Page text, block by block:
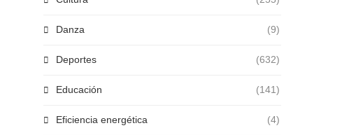
Danza (9)
Deportes (632)
Educación (141)
Eficiencia energética (4)